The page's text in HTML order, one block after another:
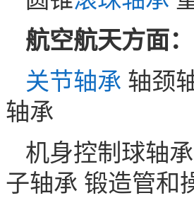
航空航天方面：
关节轴承 轴颈
轴承
机身控制球轴
子轴承 锻造管和